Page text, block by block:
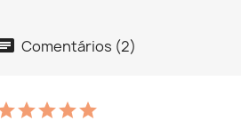
Comentários (2)